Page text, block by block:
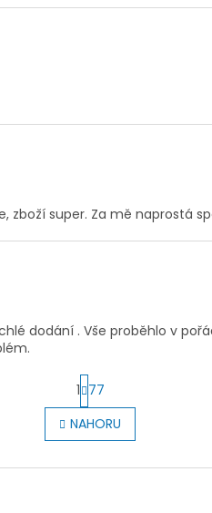
zboží super. Za mě naprostá
dodání . Vše proběhlo v
O
v
á
S
t
r
á
n
o
1 77
NAHORU